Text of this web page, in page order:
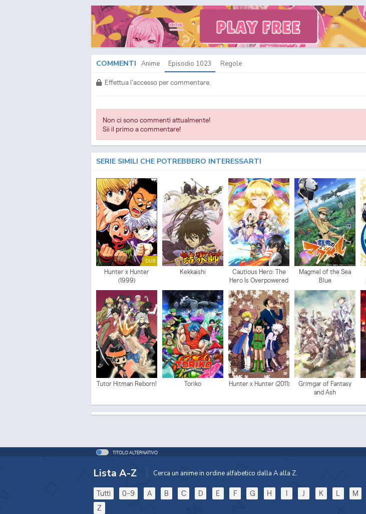
COMMENTI Anime Episodio 1023 Regole
Effettua l'accesso per commentare.
Non ci sono commenti attualmente!
Sii il primo a commentare!
SERIE SIMILI CHE POTREBBERO INTERESSARTI
DUB
Hunter x Hunter
(1999)
Kekkaishi
Cautious Hero: The
Hero Is Overpowered
but Overly Cautious
Magmel of the Sea
Blue
Tutor Hitman Reborn! Toriko Hunter x Hunter (2011)
Grimgar of Fantasy
and Ash
TITOLO ALTERNATIVO
Lista A-Z Cerca un anime in ordine alfabetico dalla A alla Z.
Tutti 0-9 A B C D E F G H I J K L M
Z